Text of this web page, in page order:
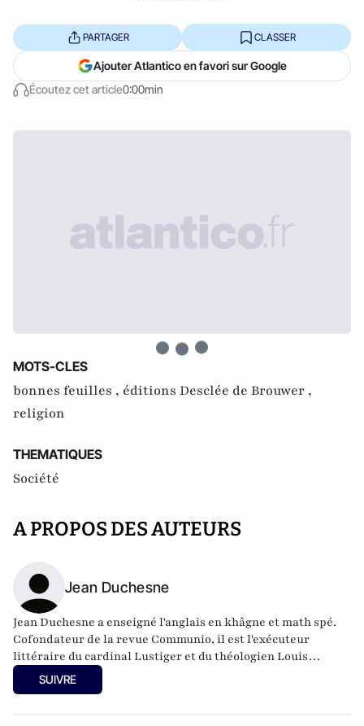
Écoutez cet article0:00min
PARTAGER CLASSER
Ajouter Atlantico en favori sur Google
MOTS-CLES
bonnes feuilles , éditions Desclée de Brouwer ,
religion
THEMATIQUES
Société
A PROPOS DES AUTEURS
Jean Duchesne
Jean Duchesne a enseigné l'anglais en khâgne et math spé.
Cofondateur de la revue Communio, il est l'exécuteur
littéraire du cardinal Lustiger et du théologien Louis
Bouyer, dont il a été proche. Il est membre de l'Académie
catholique de France et de l'Observatoire Foi et Culture de
SUIVRE